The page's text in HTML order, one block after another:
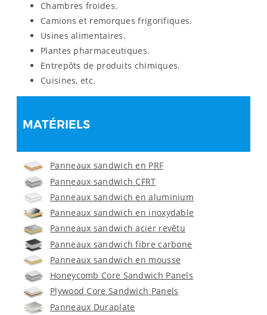
Chambres froides.
Camions et remorques frigorifiques.
Usines alimentaires.
Plantes pharmaceutiques.
Entrepôts de produits chimiques.
Cuisines, etc.
MATÉRIELS
Panneaux sandwich en PRF
Panneaux sandwich CFRT
Panneaux sandwich en aluminium
Panneaux sandwich en inoxydable
Panneaux sandwich acier revêtu
Panneaux sandwich fibre carbone
Panneaux sandwich en mousse
Honeycomb Core Sandwich Panels
Plywood Core Sandwich Panels
Panneaux Duraplate